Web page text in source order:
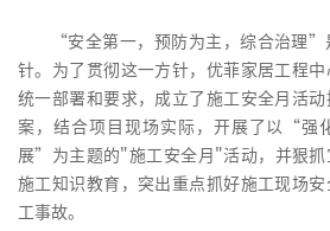
“安全第一，预防为主，综合治理”
针。为了贯彻这一方针，优菲家居工程
统一部署和要求，成立了施工安全月活
案，结合项目现场实际，开展了以“强
展”为主题的"施工安全月"活动，并狠抓
施工知识教育，突出重点抓好施工现场
工事故。